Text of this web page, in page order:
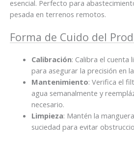
esencial. Perfecto para
pesada en terrenos remotos.
Forma de Cuido del
Calibración: Calibra el cuenta
para asegurar la precisión en
Mantenimiento: Verifica el
agua semanalmente y
necesario.
Limpieza: Mantén la
suciedad para evitar